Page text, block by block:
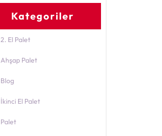
Kategoriler
2. El Palet
Ahşap Palet
Blog
İkinci El Palet
Palet